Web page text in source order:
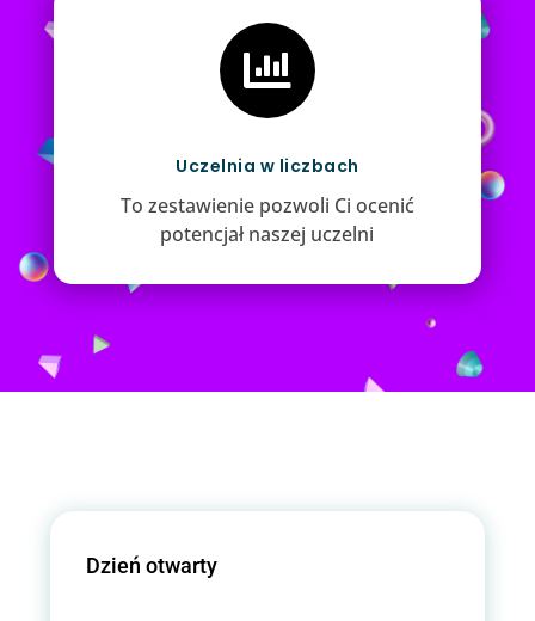

Uczelnia w liczbach
To zestawienie pozwoli Ci ocenić
potencjał naszej uczelni
Dzień otwarty